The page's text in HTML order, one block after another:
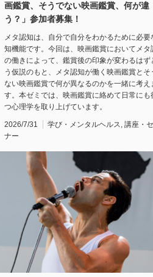
画鑑賞、そうでない映画鑑賞、何が違
う？」参加者募集！
メタ認知は、自分で自分をわかるために必要
知機能です。今回は、映画鑑賞においてメタ
の働きによって、鑑賞後の印象が変わるはず
う仮説のもと、メタ認知が働く映画鑑賞とそ
ない映画鑑賞で何が異なるのかを一緒に考え
す。本ゼミでは、映画鑑賞に絡めて日常にも
つ心理学を取り上げています。
2026/7/31 学び・メンタルヘルス, 講座・セ
ナー